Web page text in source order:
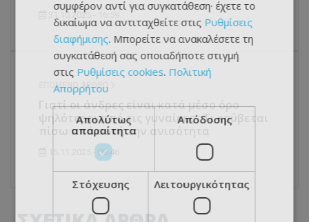
31.10.2025 - 16:59
ΕΠΌΜΕΝΟ ΆΡΘΡΟ
Γιατί οι άνδρες είναι κατά μέσο όρο
ψηλότεροι από τις γυναίκες : Τι κρύβεται
πίσω από αυτή την ανισότητα
15.11.2025 - 08:46
συμφέρον αντί για συγκατάθεση· έχετε το
δικαίωμα να αντιταχθείτε στις Ρυθμίσεις
διαφήμισης. Μπορείτε να ανακαλέσετε τη
συγκατάθεσή σας οποιαδήποτε στιγμή
στις Ρυθμίσεις cookies. Πολιτική
Απορρήτου
Απολύτως
απαραίτητα
Απόδοσης
Στόχευσης Λειτουργικότητας